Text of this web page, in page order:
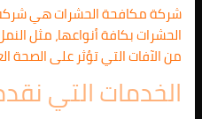
شركة مكافحة الحشرات هي
الحشرات بكافة أنواعها، مثل
من الآفات التي تؤثر على الصحة
الخدمات التي